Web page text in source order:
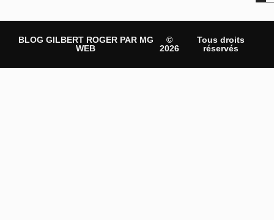
BLOG GILBERT ROGER PAR MG
WEB
©
2026
Tous droits
réservés